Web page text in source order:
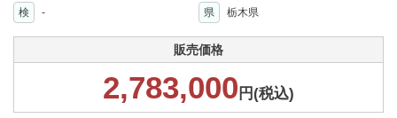
検
- 県 栃木県
販売価格
2,783,000 円(税込)